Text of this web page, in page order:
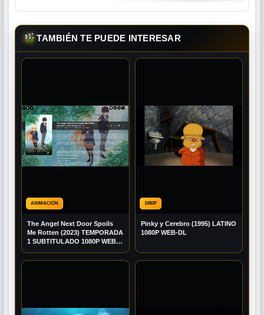
TAMBIÉN TE PUEDE INTERESAR
ANIMACIÓN
The Angel Next Door Spoils
Me Rotten (2023) TEMPORADA
1 SUBTITULADO 1080P WEB-
1080P
Pinky y Cerebro (1995) LATINO
1080P WEB-DL